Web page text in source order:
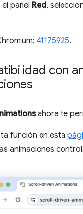
panel Red,
41175925.
con
ahora te
función en esta
animaciones